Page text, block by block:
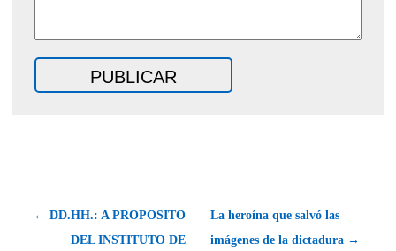
← DD.HH.: A PROPOSITO
DEL INSTITUTO DE
La heroína que salvó las
imágenes de la dictadura →